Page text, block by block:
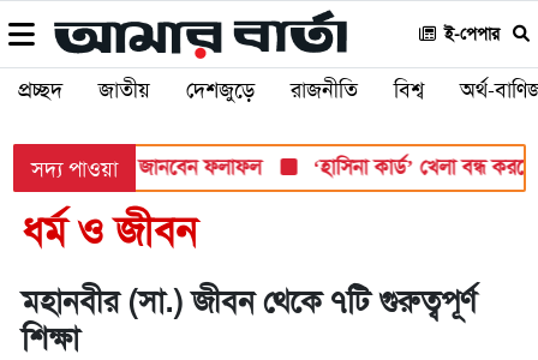
ই-পেপার
প্রচ্ছদ জাতীয় দেশজুড়ে রাজনীতি বিশ্ব অর্থ-
সদ্য পাওয়া
যেভাবে জানবেন ফলাফল ‘হাসিনা কার্ড’ খেলা বন্ধ করতে
ধর্ম ও জীবন
মহানবীর (সা.) জীবন থেকে ৭টি গুরুত্বপূর্ণ
শিক্ষা